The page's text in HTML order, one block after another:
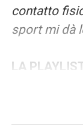
contatto
sport mi dà
LA